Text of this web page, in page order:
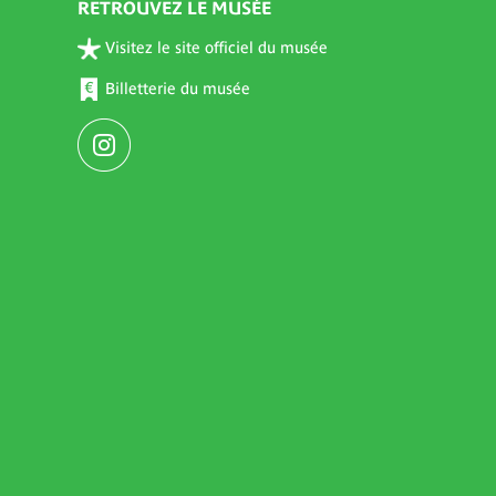
RETROUVEZ LE MUSÉE
Visitez le site officiel du musée
Billetterie du musée